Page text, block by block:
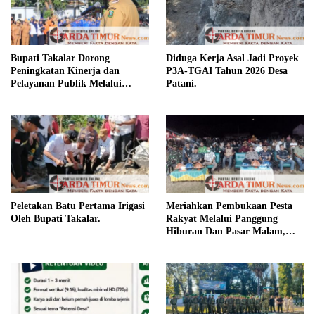
Bupati Takalar Dorong
Peningkatan Kinerja dan
Pelayanan Publik Melalui
Diduga Kerja Asal Jadi Proyek
P3A-TGAI Tahun 2026 Desa
Patani.
Peletakan Batu Pertama Irigasi
Oleh Bupati Takalar.
Meriahkan Pembukaan Pesta
Rakyat Melalui Panggung
Hiburan Dan Pasar Malam,